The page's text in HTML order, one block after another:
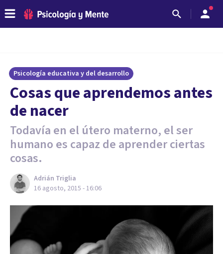
Psicología educativa y del desarrollo
​Cosas que aprendemos antes
de nacer
Todavía en el útero materno, el ser
humano es capaz de aprender ciertas
cosas.
Adrián Triglia
16 agosto, 2015 - 16:06